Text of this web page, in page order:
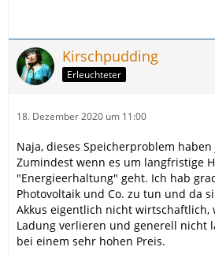
Kirschpudding
Erleuchteter
18. Dezember 2020 um 11:00
Naja, dieses Speicherproblem haben
Zumindest wenn es um langfristige
"Energieerhaltung" geht. Ich hab
Photovoltaik und Co. zu tun und da
Akkus eigentlich nicht wirtschaftlich,
Ladung verlieren und generell nicht
bei einem sehr hohen Preis.